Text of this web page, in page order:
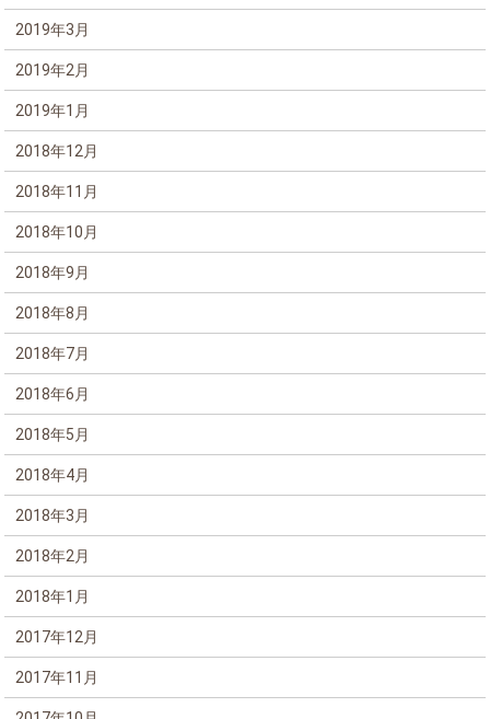
2019年3月
2019年2月
2019年1月
2018年12月
2018年11月
2018年10月
2018年9月
2018年8月
2018年7月
2018年6月
2018年5月
2018年4月
2018年3月
2018年2月
2018年1月
2017年12月
2017年11月